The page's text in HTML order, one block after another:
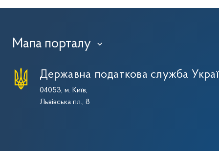
Мапа порталу ›
Державна податкова служба
04053, м. Київ,
Львівська пл., 8